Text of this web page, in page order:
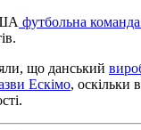
футбольна
що данський
Ескімо, оскільки